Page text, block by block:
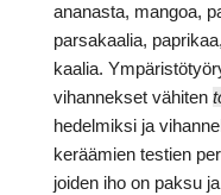
ananasta, mangoa,
parsakaalia,
kaalia.
vihannekset vähiten
hedelmiksi ja
keräämien testien
joiden iho on paksu